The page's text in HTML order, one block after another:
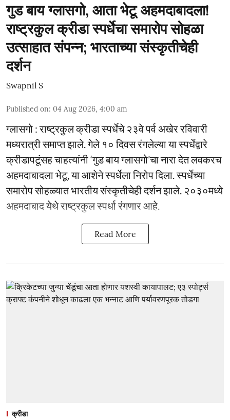
गुड बाय ग्लासगो, आता भेटू अहमदाबादला!
राष्ट्रकुल क्रीडा स्पर्धेचा समारोप सोहळा
उत्साहात संपन्न; भारताच्या संस्कृतीचेही
दर्शन
Swapnil S
Published on: 04 Aug 2026, 4:00 am
ग्लासगो : राष्ट्रकुल क्रीडा स्पर्धेचे २३वे पर्व अखेर रविवारी
मध्यरात्री समाप्त झाले. गेले १० दिवस रंगलेल्या या स्पर्धेद्वारे
क्रीडापटूंसह चाहत्यांनी ‘गुड बाय ग्लासगो’चा नारा देत लवकरच
अहमदाबादला भेटू, या आशेने स्पर्धेला निरोप दिला. स्पर्धेच्या
समारोप सोहळ्यात भारतीय संस्कृतीचेही दर्शन झाले. २०३०मध्ये
अहमदाबाद येथे राष्ट्रकुल स्पर्धा रंगणार आहे.
Read More
क्रीडा